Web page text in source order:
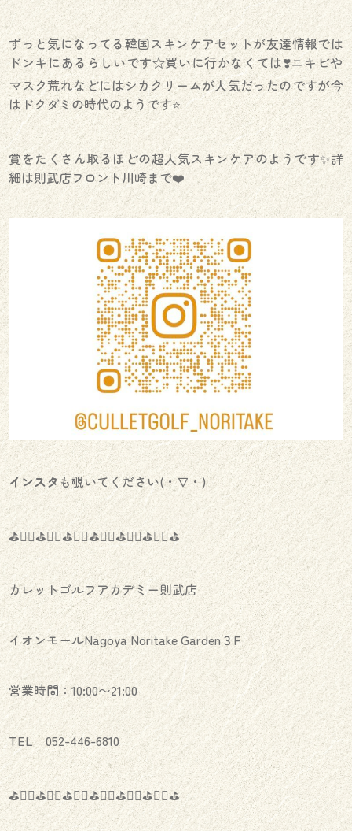
ずっと気になってる韓国スキンケアセットが友達情報では
ドンキにあるらしいです☆買いに行かなくては❣️ニキビや
マスク荒れなどにはシカクリームが人気だったのですが今
はドクダミの時代のようです⭐️
賞をたくさん取るほどの超人気スキンケアのようです✨詳
細は則武店フロント川崎まで❤️
インスタも覗いてください(・∇・)
⛳️🏌️‍♂️⛳️🏌️‍♀️⛳️🏌️‍♂️⛳️🏌️‍♀️⛳️🏌️‍♂️⛳️🏌️‍♀️⛳️
カレットゴルフアカデミー則武店
イオンモールNagoya Noritake Garden３F
営業時間：10:00〜21:00
TEL 052-446-6810
⛳️🏌️‍♂️⛳️🏌️‍♀️⛳️🏌️‍♂️⛳️🏌️‍♀️⛳️🏌️‍♂️⛳️🏌️‍♀️⛳️